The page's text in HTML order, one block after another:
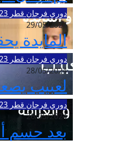
دوري فرجان قطر 2024/2023
29/05/2024
المايدة يحقق
دوري فرجان قطر 2024/2023
28/05/2024
لعبيب يصعد إلى
دوري فرجان قطر 2024/2023
26/05/2024
بعد حسم